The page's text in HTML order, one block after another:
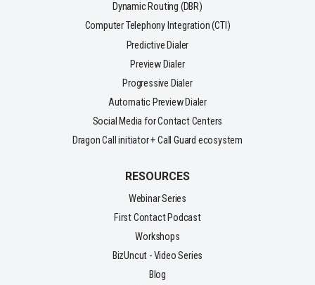
Dynamic Routing (DBR)
Computer Telephony Integration (CTI)
Predictive Dialer
Preview Dialer
Progressive Dialer
Automatic Preview Dialer
Social Media for Contact Centers
Dragon Call initiator + Call Guard ecosystem
RESOURCES
Webinar Series
First Contact Podcast
Workshops
BizUncut - Video Series
Blog